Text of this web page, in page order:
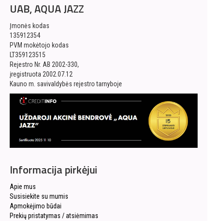
UAB, AQUA JAZZ
Įmonės kodas
135912354
PVM mokėtojo kodas
LT359123515
Rejestro Nr. AB 2002-330,
įregistruota 2002.07.12
Kauno m. savivaldybės rejestro tarnyboje
Informacija pirkėjui
Apie mus
Susisiekite su mumis
Apmokėjimo būdai
Prekių pristatymas / atsiėmimas